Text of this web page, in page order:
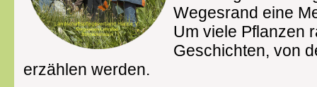
Wegesrand eine
Um viele Pflanzen
Geschichten, von
erzählen werden.